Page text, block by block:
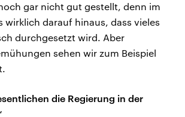
gar nicht gut gestellt, denn im
wirklich darauf hinaus, dass vieles
durchgesetzt wird. Aber
sehen wir zum Beispiel
die Regierung in der